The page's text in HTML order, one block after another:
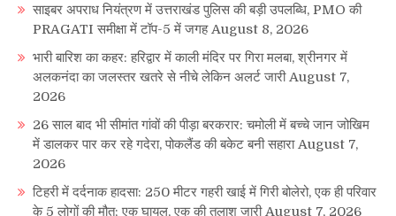
साइबर अपराध नियंत्रण में उत्तराखंड पुलिस की बड़ी उपलब्धि, PMO की
PRAGATI समीक्षा में टॉप-5 में जगह August 8, 2026
भारी बारिश का कहर: हरिद्वार में काली मंदिर पर गिरा मलबा, श्रीनगर में
अलकनंदा का जलस्तर खतरे से नीचे लेकिन अलर्ट जारी August 7,
2026
26 साल बाद भी सीमांत गांवों की पीड़ा बरकरार: चमोली में बच्चे जान जोखिम
में डालकर पार कर रहे गदेरा, पोकलैंड की बकेट बनी सहारा August 7,
2026
टिहरी में दर्दनाक हादसा: 250 मीटर गहरी खाई में गिरी बोलेरो, एक ही परिवार
के 5 लोगों की मौत; एक घायल, एक की तलाश जारी August 7, 2026